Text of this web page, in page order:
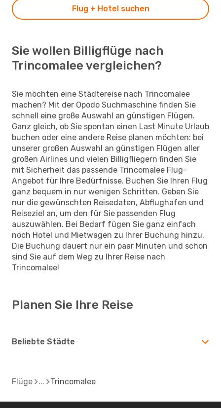
Flug + Hotel suchen
Sie wollen Billigflüge nach
Trincomalee vergleichen?
Sie möchten eine Städtereise nach Trincomalee
machen? Mit der Opodo Suchmaschine finden Sie
schnell eine große Auswahl an günstigen Flügen.
Ganz gleich, ob Sie spontan einen Last Minute Urlaub
buchen oder eine andere Reise planen möchten: bei
unserer großen Auswahl an günstigen Flügen aller
großen Airlines und vielen Billigfliegern finden Sie
mit Sicherheit das passende Trincomalee Flug-
Angebot für Ihre Bedürfnisse. Buchen Sie Ihren Flug
ganz bequem in nur wenigen Schritten. Geben Sie
nur die gewünschten Reisedaten, Abflughafen und
Reiseziel an, um den für Sie passenden Flug
auszuwählen. Bei Bedarf fügen Sie ganz einfach
noch Hotel und Mietwagen zu Ihrer Buchung hinzu.
Die Buchung dauert nur ein paar Minuten und schon
sind Sie auf dem Weg zu Ihrer Reise nach
Trincomalee!
Planen Sie Ihre Reise
Beliebte Städte
Flüge Trincomalee